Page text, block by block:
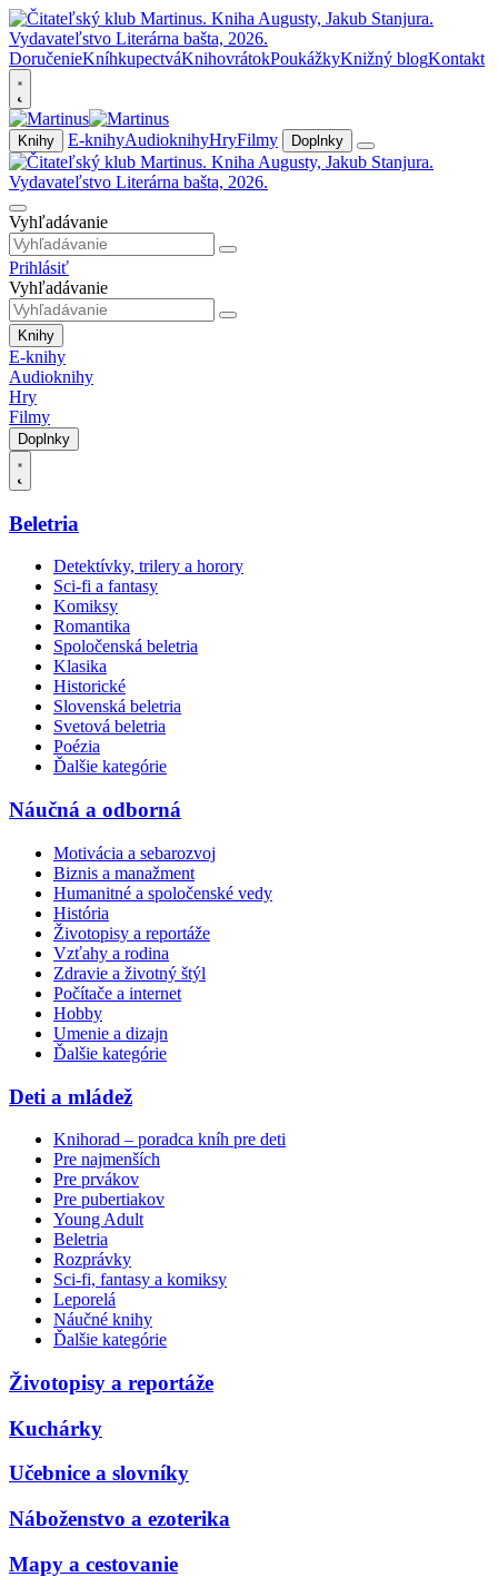
DoručenieKníhkupectváKnihovrátokPoukážkyKnižný blogKontakt
Knihy E-knihyAudioknihyHryFilmy Doplnky
Vyhľadávanie
Prihlásiť
Vyhľadávanie
Knihy
E-knihy
Audioknihy
Hry
Filmy
Doplnky
Beletria
Detektívky, trilery a horory
Sci-fi a fantasy
Komiksy
Romantika
Spoločenská beletria
Klasika
Historické
Slovenská beletria
Svetová beletria
Poézia
Ďalšie kategórie
Náučná a odborná
Motivácia a sebarozvoj
Biznis a manažment
Humanitné a spoločenské vedy
História
Životopisy a reportáže
Vzťahy a rodina
Zdravie a životný štýl
Počítače a internet
Hobby
Umenie a dizajn
Ďalšie kategórie
Deti a mládež
Knihorad – poradca kníh pre deti
Pre najmenších
Pre prvákov
Pre pubertiakov
Young Adult
Beletria
Rozprávky
Sci-fi, fantasy a komiksy
Leporelá
Náučné knihy
Ďalšie kategórie
Životopisy a reportáže
Kuchárky
Učebnice a slovníky
Náboženstvo a ezoterika
Mapy a cestovanie